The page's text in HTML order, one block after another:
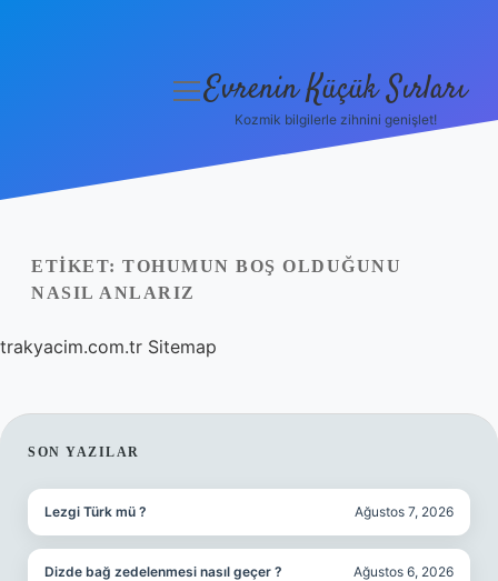
Yasal Uyarı
menüyü
Evrenin Küçük Sırları
Kozmik bilgilerle zihnini genişlet!
ETIKET: TOHUMUN BOŞ OLDUĞUNU
NASIL ANLARIZ
trakyacim.com.tr Sitemap
SIDEBAR
SON YAZILAR
Lezgi Türk mü ? Ağustos 7, 2026
Dizde bağ zedelenmesi nasıl geçer ? Ağustos 6, 2026